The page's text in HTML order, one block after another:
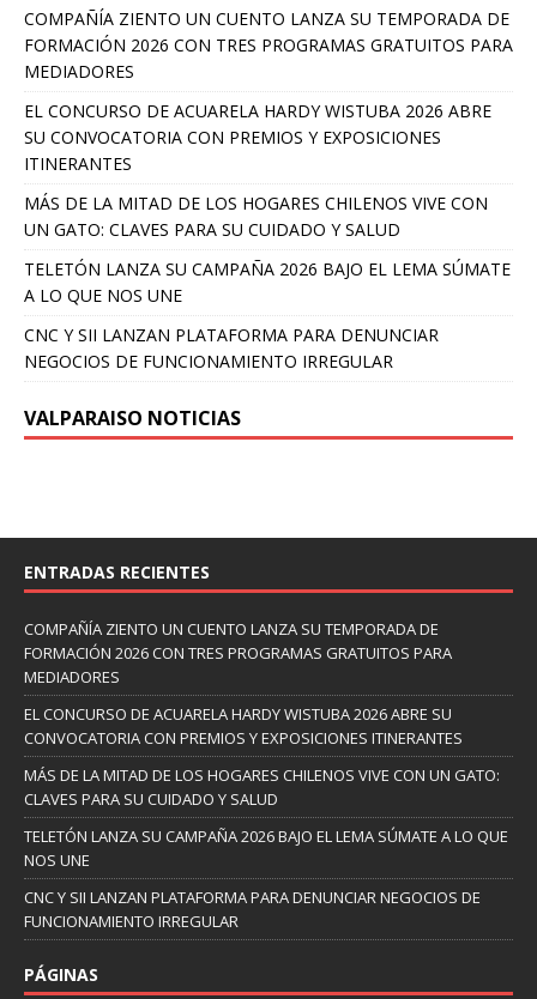
COMPAÑÍA ZIENTO UN CUENTO LANZA SU TEMPORADA DE
FORMACIÓN 2026 CON TRES PROGRAMAS GRATUITOS PARA
MEDIADORES
EL CONCURSO DE ACUARELA HARDY WISTUBA 2026 ABRE
SU CONVOCATORIA CON PREMIOS Y EXPOSICIONES
ITINERANTES
MÁS DE LA MITAD DE LOS HOGARES CHILENOS VIVE CON
UN GATO: CLAVES PARA SU CUIDADO Y SALUD
TELETÓN LANZA SU CAMPAÑA 2026 BAJO EL LEMA SÚMATE
A LO QUE NOS UNE
CNC Y SII LANZAN PLATAFORMA PARA DENUNCIAR
NEGOCIOS DE FUNCIONAMIENTO IRREGULAR
VALPARAISO NOTICIAS
ENTRADAS RECIENTES
COMPAÑÍA ZIENTO UN CUENTO LANZA SU TEMPORADA DE
FORMACIÓN 2026 CON TRES PROGRAMAS GRATUITOS PARA
MEDIADORES
EL CONCURSO DE ACUARELA HARDY WISTUBA 2026 ABRE SU
CONVOCATORIA CON PREMIOS Y EXPOSICIONES ITINERANTES
MÁS DE LA MITAD DE LOS HOGARES CHILENOS VIVE CON UN GATO:
CLAVES PARA SU CUIDADO Y SALUD
TELETÓN LANZA SU CAMPAÑA 2026 BAJO EL LEMA SÚMATE A LO QUE
NOS UNE
CNC Y SII LANZAN PLATAFORMA PARA DENUNCIAR NEGOCIOS DE
FUNCIONAMIENTO IRREGULAR
PÁGINAS